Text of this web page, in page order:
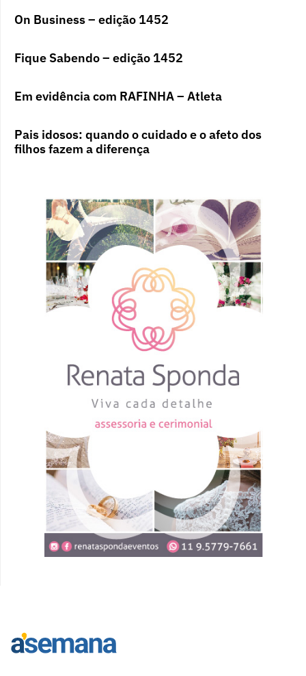
On Business – edição 1452
Fique Sabendo – edição 1452
Em evidência com RAFINHA – Atleta
Pais idosos: quando o cuidado e o afeto dos
filhos fazem a diferença